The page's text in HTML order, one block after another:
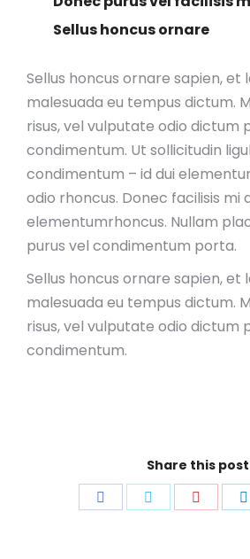
Sellus honcus ornare
Sellus honcus ornare sapien, et
malesuada eu tempus dictum.
risus, vel vulputate odio dictum
condimentum. Ut sollicitudin
condimentum – id dui
odio rhoncus. Donec facilisis mi
elementumrhoncus. Nullam
purus vel condimentum porta.
Sellus honcus ornare sapien, et
malesuada eu tempus dictum.
risus, vel vulputate odio dictum
condimentum.
Share this post
Partager Partager